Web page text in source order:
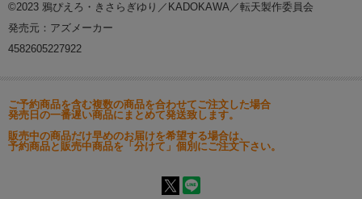
©2023 鴉ぴえろ・きさらぎゆり／KADOKAWA／転天製作委員会
発売元：アズメーカー
4582605227922
ご予約商品を含む複数の商品を合わせてご注文した場合
発売日の一番遅い商品にまとめて発送致します。
販売中の商品だけ早めのお届けを希望する場合は、
予約商品と販売中商品を「分けて」個別にご注文下さい。